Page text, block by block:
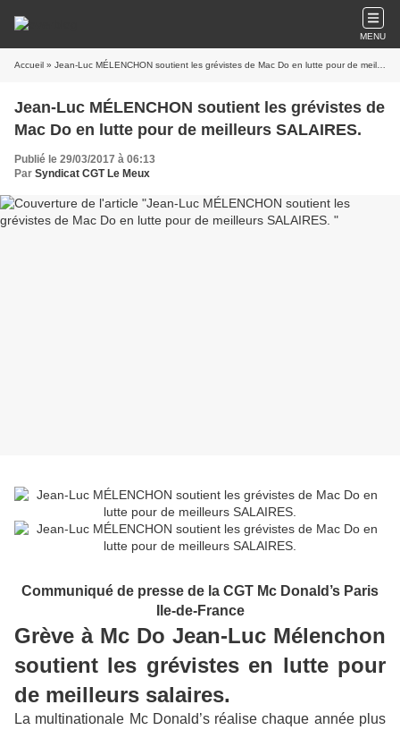
MENU
Accueil » Jean-Luc MÉLENCHON soutient les grévistes de Mac Do en lutte pour de meilleurs SALAIRES.
Jean-Luc MÉLENCHON soutient les grévistes de
Mac Do en lutte pour de meilleurs SALAIRES.
Publié le 29/03/2017 à 06:13
Par Syndicat CGT Le Meux
Communiqué de presse de la CGT Mc Donald’s Paris
Ile-de-France
Grève à Mc Do Jean-Luc Mélenchon
soutient les grévistes en lutte pour
de meilleurs salaires.
La multinationale Mc Donald’s réalise chaque année plus